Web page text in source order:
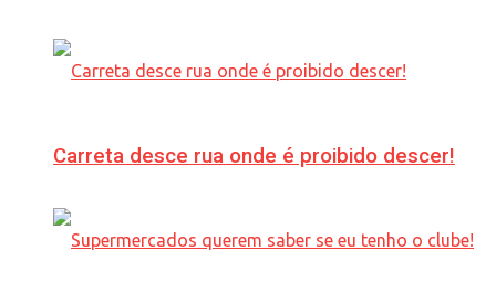
Carreta desce rua onde é proibido descer!